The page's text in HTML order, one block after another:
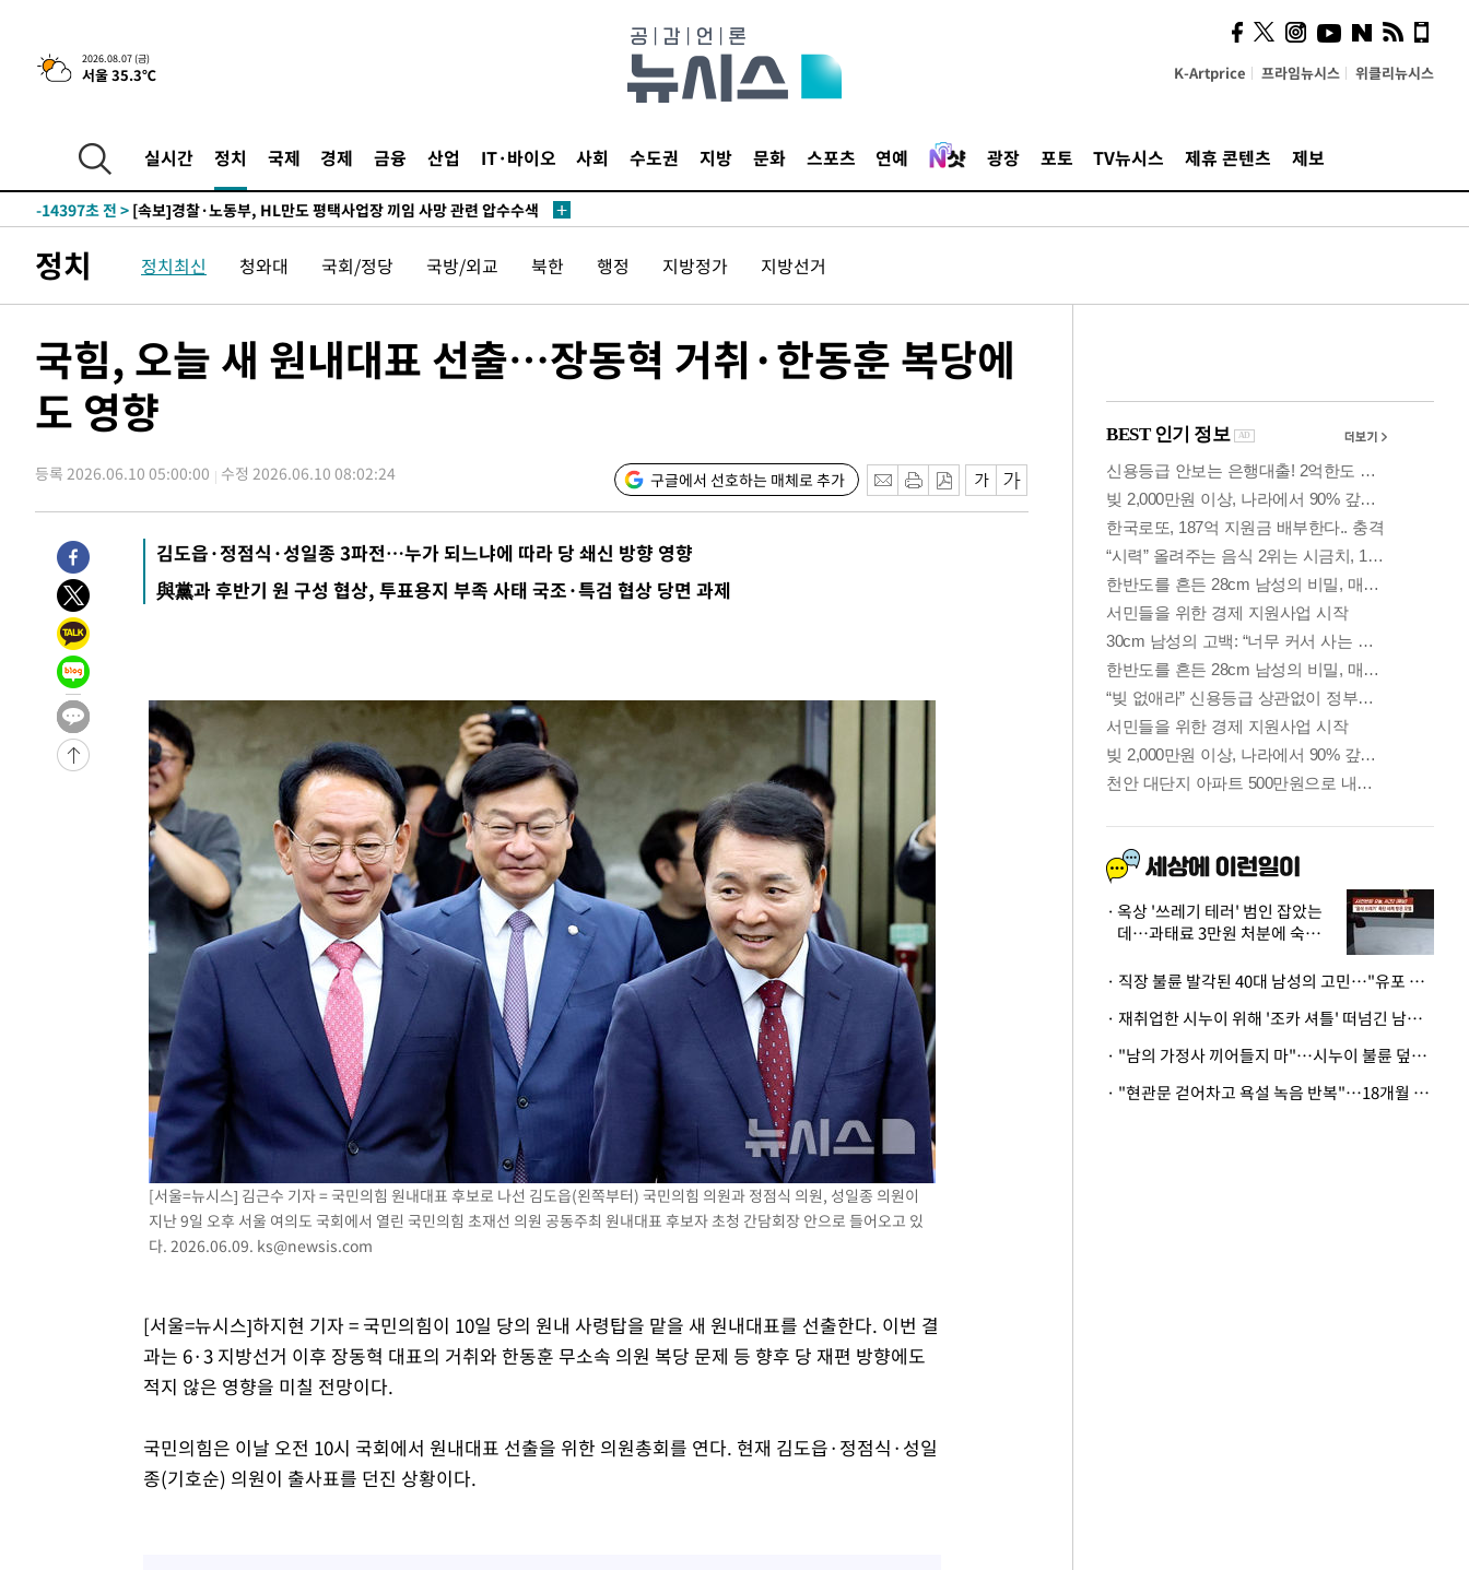
2026.08.07 (금)
서울 35.3℃ K-Artprice 프라임뉴시스 위클리뉴시스
실시간 정치 국제 경제 금융 산업 IT·바이오 사회 수도권 지방 문화 스포츠 연예 광장 포토 TV뉴시스 제휴 콘텐츠 제보
25.3%↑
-20974초 전 >[속보]'채상병 순직 책임' 임성근, 항소심도 징역 3년
-20840초 전 >[속보]종합특검, '관저이전 봐주기 감사' 유병호 구속기소
-16690초 전 >
[속보]'300억원대 사기 혐의' 차가원 대표 구속 송치
-15884초 전 >
-14397초 전 > [속보]경찰·노동부, HL만도 평택사업장 끼임 사망 관련 압수수색
압수수색
-14033초 전 >
[속보]원·달러 환율, 오전 9시 1423.8원
-13829초 전 >[속보]삼성전자·SK하이닉스 동반 강보합…1%대 상승 출발
-13783초 전 >
[속보]코스피, 6300선 재탈환…1.09% 오른 6365.07 개장
-10948초 전 >시리아 다마스쿠스 교외에서 미니버스 폭발.. 14명 부상, 3명은 중
태
-10246초 전 >입추에도 극한더위…서울 낮 39도 '폭염중대경보'
례 큰 폭발음
-3925초 전 >[속보]美, 폴리실리콘 수입 규제…파생제품 15% 관세, 120일 후 발
효
-2076초 전 >[속보]트럼프, 美 원정출산 금지 행정명령 서명
3분 전 >[속보] 뉴욕증시, 일제 하락 마감…나스닥 0.06%↓
-32151초 전 >
[속보]규제합리화위원회 부위원장에 김태유 서울대 공대 교수…이
병태 후임
-28509초 전 >
[속보]국힘 윤리위, '돌려차기 발언' 진종오·서범수 징계 절차 개시
-23834초 전 >
25.3%↑
-20994초 전 >
-20860초 전 >
[속보]종합특검, '관저이전 봐주기 감사' 유병호 구속기소
-17460초 전 >
민주 콩고 에볼라환자 4천명 돌파, 4053명 발생 1850명 사망
-16710초 전 >
[속보]'300억원대 사기 혐의' 차가원 대표 구속 송치
"미 전국적 살모네라 식중독 원인은 멕시코산 할라피뇨"-- CDC
[속보]경찰·노동부, HL만도 평택사업장 끼임 사망 관련 압수수색
[속보]합수본, '투표율 허위 입력' 중앙·서울·경기도 선관위 등 9곳
[속보]원·달러 환율, 오전 9시 1423.8원
[속보]삼성전자·SK하이닉스 동반 강보합…1%대 상승 출발
[속보]코스닥, 5.95포인트(0.74%) 상승한 807.62개장
[속보]코스피, 6300선 재탈환…1.09% 오른 6365.07 개장
시리아 다마스쿠스 교외에서 미니버스 폭발.. 14명 부상, 3명은 중
입추에도 극한더위…서울 낮 39도 '폭염중대경보'
이란, 호르무즈서 "적국 목표물들"과 대치로 남부 케슘섬에서 두차
[속보]美, 폴리실리콘 수입 규제…파생제품 15% 관세, 120일 후 발
[속보]트럼프, 美 원정출산 금지 행정명령 서명
[속보] 뉴욕증시, 일제 하락 마감…나스닥 0.06%↓
정치 정치최신 청와대 국회/정당 국방/외교 북한 행정 지방정가 지방선거
국힘, 오늘 새 원내대표 선출…장동혁 거취·한동훈 복당에
도 영향
등록 2026.06.10 05:00:00 수정 2026.06.10 08:02:24 구글에서 선호하는 매체로 추가
김도읍·정점식·성일종 3파전…누가 되느냐에 따라 당 쇄신 방향 영향
與黨과 후반기 원 구성 협상, 투표용지 부족 사태 국조·특검 협상 당면 과제
[서울=뉴시스] 김근수 기자 = 국민의힘 원내대표 후보로 나선 김도읍(왼쪽부터) 국민의힘 의원과 정점식 의원, 성일종 의원이
지난 9일 오후 서울 여의도 국회에서 열린 국민의힘 초재선 의원 공동주최 원내대표 후보자 초청 간담회장 안으로 들어오고 있
다. 2026.06.09. ks@newsis.com
[서울=뉴시스]하지현 기자 = 국민의힘이 10일 당의 원내 사령탑을 맡을 새 원내대표를 선출한다. 이번 결
과는 6·3 지방선거 이후 장동혁 대표의 거취와 한동훈 무소속 의원 복당 문제 등 향후 당 재편 방향에도
적지 않은 영향을 미칠 전망이다.
국민의힘은 이날 오전 10시 국회에서 원내대표 선출을 위한 의원총회를 연다. 현재 김도읍·정점식·성일
종(기호순) 의원이 출사표를 던진 상황이다.
시, 스마트폰 액세서리에
NFC 더했다
옥상 '쓰레기 테러' 범인 잡았는
데…과태료 3만원 처분에 숙박업
· 직장 불륜 발각된 40대 남성의 고민…"유포 동료 명예훼손·협박죄 고소 가능할까"
· 재취업한 시누이 위해 '조카 셔틀' 떠넘긴 남편…아내 "난 못한다"
· "남의 가정사 끼어들지 마"…시누이 불륜 덮으려는 남편에 억울한 아내
· "현관문 걷어차고 욕설 녹음 반복"…18개월 아기 키우는 집 뒤흔든 '앞집의 비극'